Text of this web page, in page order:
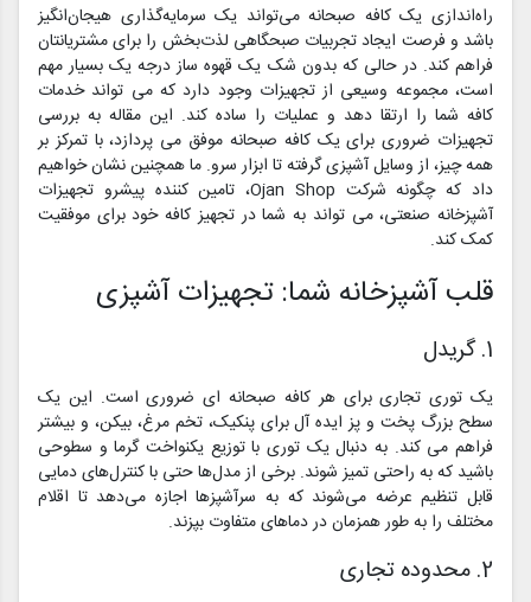
راه‌اندازی یک کافه صبحانه می‌تواند یک سرمایه‌گذاری هیجان‌انگیز
باشد و فرصت ایجاد تجربیات صبحگاهی لذت‌بخش را برای مشتریانتان
فراهم کند. در حالی که بدون شک یک قهوه ساز درجه یک بسیار مهم
است، مجموعه وسیعی از تجهیزات وجود دارد که می تواند خدمات
کافه شما را ارتقا دهد و عملیات را ساده کند. این مقاله به بررسی
تجهیزات ضروری برای یک کافه صبحانه موفق می پردازد، با تمرکز بر
همه چیز، از وسایل آشپزی گرفته تا ابزار سرو. ما همچنین نشان خواهیم
داد که چگونه شرکت Ojan Shop، تامین کننده پیشرو تجهیزات
آشپزخانه صنعتی، می تواند به شما در تجهیز کافه خود برای موفقیت
کمک کند.
قلب آشپزخانه شما: تجهیزات آشپزی
1. گریدل
یک توری تجاری برای هر کافه صبحانه ای ضروری است. این یک
سطح بزرگ پخت و پز ایده آل برای پنکیک، تخم مرغ، بیکن، و بیشتر
فراهم می کند. به دنبال یک توری با توزیع یکنواخت گرما و سطوحی
باشید که به راحتی تمیز شوند. برخی از مدل‌ها حتی با کنترل‌های دمایی
قابل تنظیم عرضه می‌شوند که به سرآشپزها اجازه می‌دهد تا اقلام
مختلف را به طور همزمان در دماهای متفاوت بپزند.
2. محدوده تجاری